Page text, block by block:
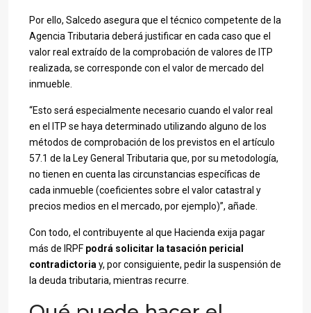
Por ello, Salcedo asegura que el técnico competente de la
Agencia Tributaria deberá justificar en cada caso que el
valor real extraído de la comprobación de valores de ITP
realizada, se corresponde con el valor de mercado del
inmueble.
“Esto será especialmente necesario cuando el valor real
en el ITP se haya determinado utilizando alguno de los
métodos de comprobación de los previstos en el artículo
57.1 de la Ley General Tributaria que, por su metodología,
no tienen en cuenta las circunstancias específicas de
cada inmueble (coeficientes sobre el valor catastral y
precios medios en el mercado, por ejemplo)”, añade.
Con todo, el contribuyente al que Hacienda exija pagar
más de IRPF podrá solicitar la tasación pericial
contradictoria y, por consiguiente, pedir la suspensión de
la deuda tributaria, mientras recurre.